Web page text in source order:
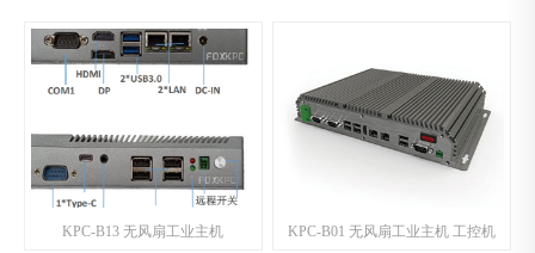
KPC-B13 无风扇工业主机 KPC-B01 无风扇工业主机 工控机